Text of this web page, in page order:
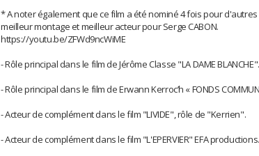
* A noter également que ce film a été nominé 4 fois pour
meilleur montage et meilleur acteur pour Serge CABON.
https://youtu.be/ZFWd9ncWiME
- Rôle principal dans le film de Jérôme Classe "LA DAME
- Rôle principal dans le film de Erwann Kerroc’h « FONDS
- Acteur de complément dans le film "LIVIDE", rôle de "Kerrien".
- Acteur de complément dans le film "L'EPERVIER" EFA productions.